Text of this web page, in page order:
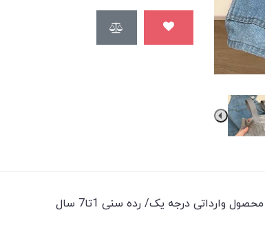
وارداتی درجه یک/ رده سنی 1تا7 سال